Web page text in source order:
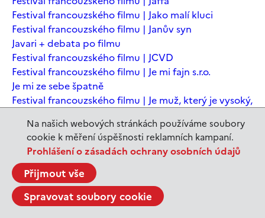
Na našich webových stránkách používáme soubory
cookie k měření úspěšnosti reklamních kampaní.
Prohlášení o zásadách ochrany osobních údajů
Přijmout vše
Spravovat soubory cookie
Festival francouzského filmu | Jako malí kluci
Festival francouzského filmu | Janův syn
Javari + debata po filmu
Festival francouzského filmu | JCVD
Festival francouzského filmu | Je mi fajn s.r.o.
Je mi ze sebe špatně
Festival francouzského filmu | Je muž, který je vysoký,
Chomským
Festival francouzského filmu | Je to jen konec světa
Festival francouzského filmu | Je to jen konec světa
Festival francouzského filmu | Jeanne du Barry -
Králova milenka
Jeanne du Barry – Králova milenka